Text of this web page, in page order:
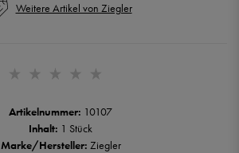
Artikelnummer: 10107
Inhalt: 1 Stück
Marke/Hersteller: Ziegler
Weitere Artikel von Ziegler